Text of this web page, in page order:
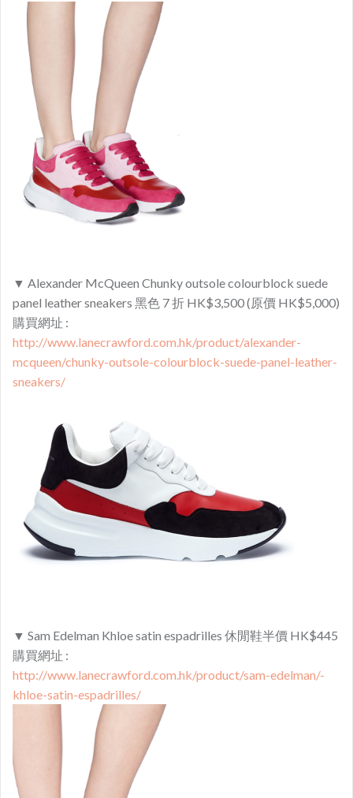
▼ Alexander McQueen Chunky outsole colourblock suede
panel leather sneakers 黑色 7 折 HK$3,500 (原價 HK$5,000)
購買網址 :
http://www.lanecrawford.com.hk/product/alexander-
mcqueen/chunky-outsole-colourblock-suede-panel-leather-
sneakers/
▼ Sam Edelman Khloe satin espadrilles 休閒鞋半價 HK$445
購買網址 :
http://www.lanecrawford.com.hk/product/sam-edelman/-
khloe-satin-espadrilles/